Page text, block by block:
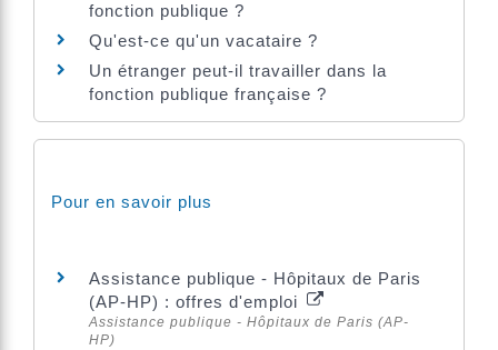
fonction publique ?
Qu'est-ce qu'un vacataire ?
Un étranger peut-il travailler dans la
fonction publique française ?
Pour en savoir plus
Assistance publique - Hôpitaux de Paris
(AP-HP) : offres d'emploi
Assistance publique - Hôpitaux de Paris (AP-
HP)